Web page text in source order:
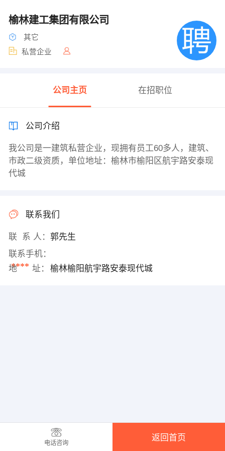
榆林建工集团有限公司
其它
私营企业
公司主页 在招职位
公司介绍
我公司是一建筑私营企业，现拥有员工60多人，建筑、
市政二级资质，单位地址：榆林市榆阳区航宇路安泰现
代城
联系我们
联 系 人： 郭先生
联系手机：
****
地 址： 榆林榆阳航宇路安泰现代城
电话咨询
返回首页